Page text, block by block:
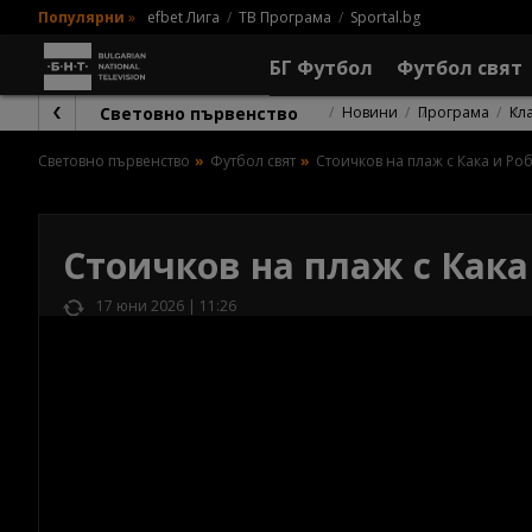
Популярни » efbet Лига ТВ Програма Sportal.bg
БГ Футбол Футбол свят
Световно първенство Новини Програма
Световно първенство Футбол свят Стоичков на плаж с Кака и
Стоичков на плаж с
17 юни 2026 | 11:26